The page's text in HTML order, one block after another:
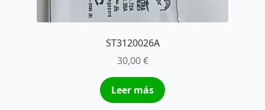
ST3120026A
30,00€
Leer más